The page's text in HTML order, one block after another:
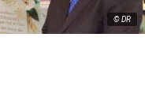
© DR